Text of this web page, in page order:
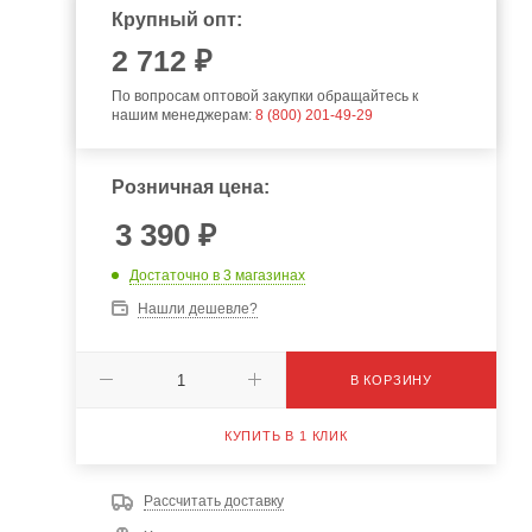
Крупный опт:
2 712 ₽
По вопросам оптовой закупки обращайтесь к
нашим менеджерам: 8 (800) 201-49-29
Розничная цена:
3 390₽
Достаточно в 3 магазинах
Нашли дешевле?
В КОРЗИНУ
КУПИТЬ В 1 КЛИК
Рассчитать доставку